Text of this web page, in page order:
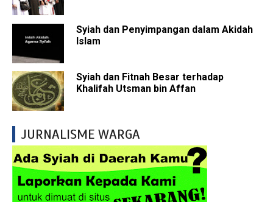
Syiah dan Penyimpangan dalam Akidah
Islam
Syiah dan Fitnah Besar terhadap
Khalifah Utsman bin Affan
JURNALISME WARGA